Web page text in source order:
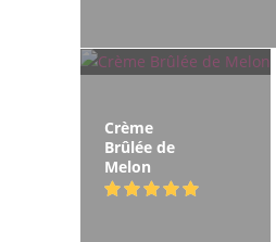
Crème
Brûlée de
Melon